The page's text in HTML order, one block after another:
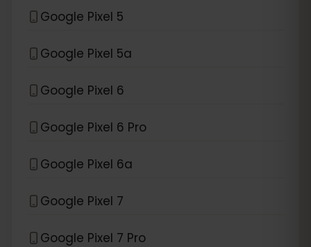
Google Pixel 5
Google Pixel 5a
Google Pixel 6
Google Pixel 6 Pro
Google Pixel 6a
Google Pixel 7
Google Pixel 7 Pro